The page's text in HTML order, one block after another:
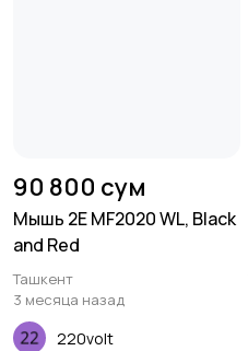
90 800 сум
Мышь 2E MF2020 WL, Black
and Red
Ташкент
3 месяца назад
220volt